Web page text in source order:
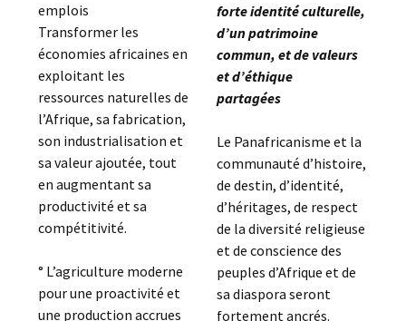
emplois
Transformer les
économies africaines en
exploitant les
ressources naturelles de
l’Afrique, sa fabrication,
son industrialisation et
sa valeur ajoutée, tout
en augmentant sa
productivité et sa
compétitivité.
° L’agriculture moderne
pour une proactivité et
une production accrues
forte identité culturelle,
d’un patrimoine
commun, et de valeurs
et d’éthique
partagées
Le Panafricanisme et la
communauté d’histoire,
de destin, d’identité,
d’héritages, de respect
de la diversité religieuse
et de conscience des
peuples d’Afrique et de
sa diaspora seront
fortement ancrés.